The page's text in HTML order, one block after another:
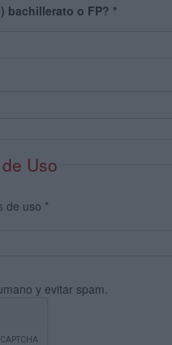
bachillerato o FP? *
Uso
de uso *
y evitar spam.